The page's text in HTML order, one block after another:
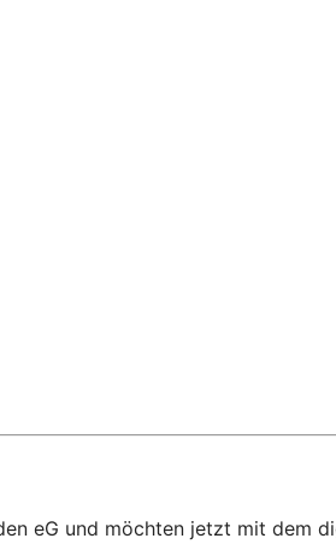
eG und möchten jetzt mit dem